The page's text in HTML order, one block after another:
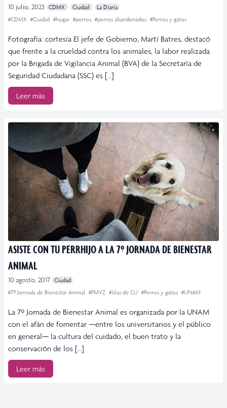
10 julio, 2023 CDMX Ciudad
La Diaria
#CDMX #Ciudad #hogar #perros #perros abandonados #Perros y gatos
Fotografía: cortesía El jefe de Gobierno, Martí Batres, destacó
que frente a la crueldad contra los animales, la labor realizada
por la Brigada de Vigilancia Animal (BVA) de la Secretaría de
Seguridad Ciudadana (SSC) es […]
Leer más
ASISTE CON TU PERRHIJO A LA 7º JORNADA DE BIENESTAR
ANIMAL
10 agosto, 2017 Ciudad
#7º Jornada de Bienestar Animal #FMVZ #Islas de CU #Perros y gatos #UNAM
La 7º Jornada de Bienestar Animal es organizada por la UNAM
con el afán de fomentar —entre los universitarios y el público
en general— la cultura del cuidado, el buen trato y la
conservación de los […]
Leer más